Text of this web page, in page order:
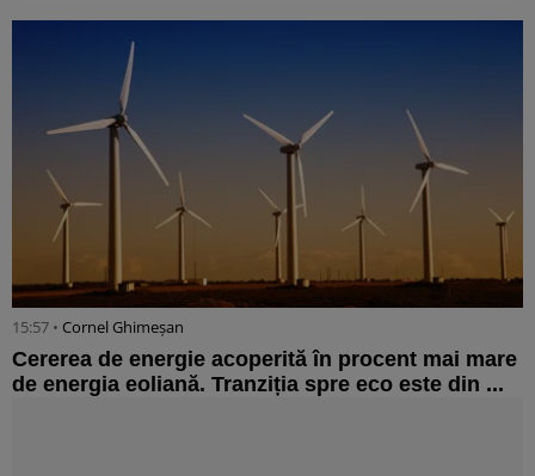
15:57 • Cornel Ghimeșan
Cererea de energie acoperită în procent mai mare
de energia eoliană. Tranziția spre eco este din ...